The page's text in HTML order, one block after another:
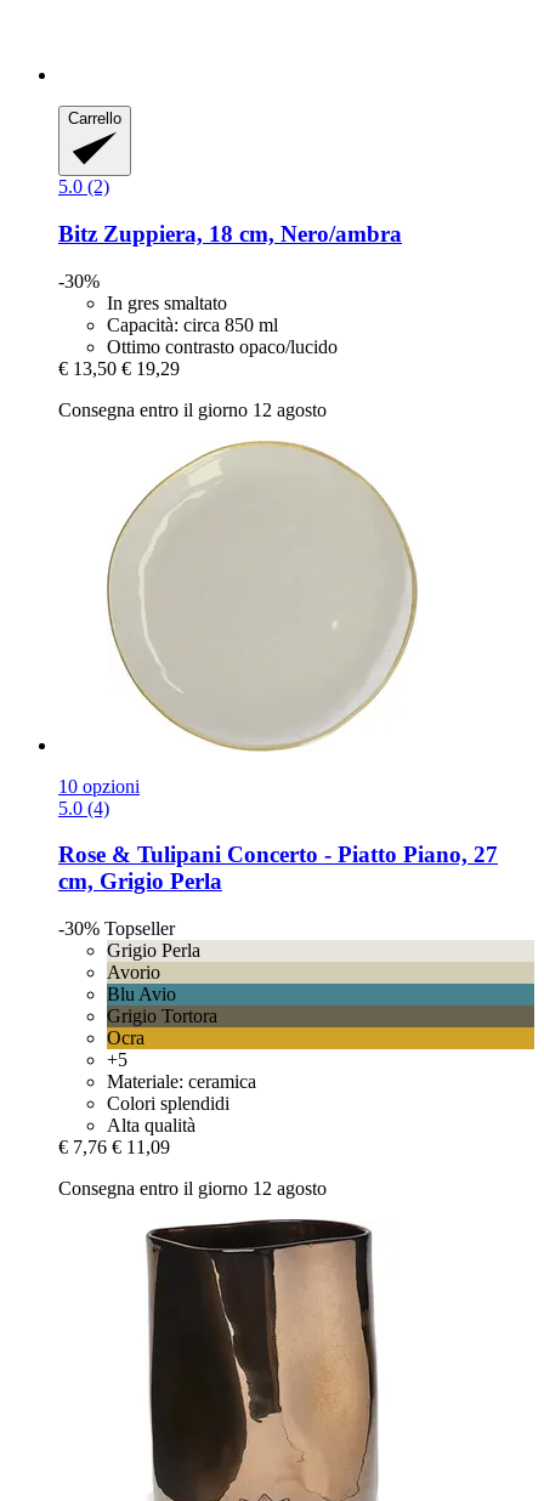
Carrello
5.0 (2)
Bitz Zuppiera, 18 cm, Nero/ambra
-30%
In gres smaltato
Capacità: circa 850 ml
Ottimo contrasto opaco/lucido
€ 13,50 € 19,29
Consegna entro il giorno 12 agosto
10 opzioni
5.0 (4)
Rose & Tulipani Concerto -​ Piatto Piano, 27
cm, Grigio Perla
-30% Topseller
Grigio Perla
Avorio
Blu Avio
Grigio Tortora
Ocra
+5
Materiale: ceramica
Colori splendidi
Alta qualità
€ 7,76 € 11,09
Consegna entro il giorno 12 agosto